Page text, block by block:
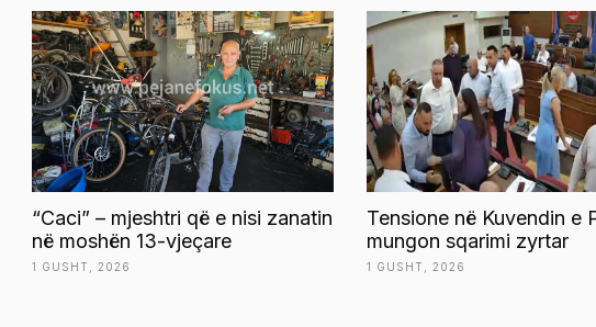
“Caci” – mjeshtri që e nisi zanatin
në moshën 13-vjeçare
1 GUSHT, 2026
Tensione në Kuvendin e
mungon sqarimi zyrtar
1 GUSHT, 2026